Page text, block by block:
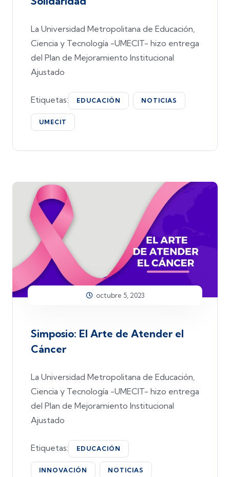
La Universidad Metropolitana de Educación,
Ciencia y Tecnología -UMECIT- hizo entrega
del Plan de Mejoramiento Institucional
Ajustado
Etiquetas: EDUCACIÓN NOTICIAS
UMECIT
octubre 5, 2023
Simposio: El Arte de Atender el
Cáncer
La Universidad Metropolitana de Educación,
Ciencia y Tecnología -UMECIT- hizo entrega
del Plan de Mejoramiento Institucional
Ajustado
Etiquetas: EDUCACIÓN
INNOVACIÓN NOTICIAS